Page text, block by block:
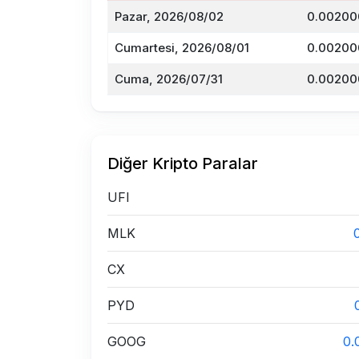
Pazar, 2026/08/02
Cumartesi, 2026/08/01
Cuma, 2026/07/31
Diğer Kripto Paralar
UFI
MLK
CX
PYD
GOOG